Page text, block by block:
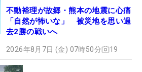
不動裕理が故郷・熊本の地震に心痛
「自然が怖いな」 被災地を思い過
去2勝の戦いへ
2026年8月7日 (金) 07時50分 19